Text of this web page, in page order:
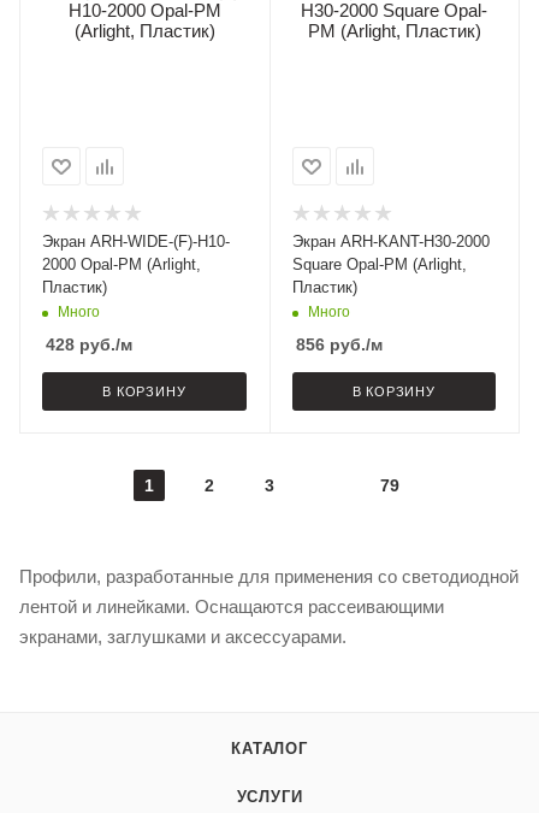
Экран ARH-WIDE-(F)-H10-
2000 Opal-PM (Arlight,
Пластик)
Много
428 руб./м
В КОРЗИНУ
Экран ARH-KANT-H30-2000
Square Opal-PM (Arlight,
Пластик)
Много
856руб./м
В КОРЗИНУ
1 2 3 79
Профили, разработанные для применения со светодиодной
лентой и линейками. Оснащаются рассеивающими
экранами, заглушками и аксессуарами.
КАТАЛОГ
УСЛУГИ